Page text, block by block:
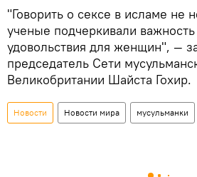
"Говорить о сексе в исламе не
ученые подчеркивали важность
удовольствия для женщин", —
председатель Сети
Великобритании Шайста Гохир.
Новости Новости мира мусульманки